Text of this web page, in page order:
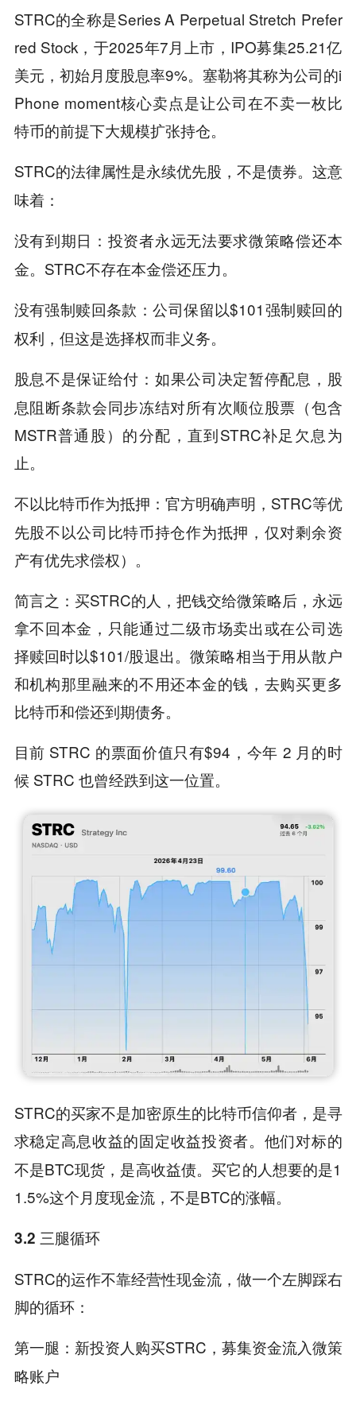
STRC的全称是Series A Perpetual Stretch Prefer
red Stock，于2025年7月上市，IPO募集25.21亿
美元，初始月度股息率9%。塞勒将其称为公司的i
Phone moment核心卖点是让公司在不卖一枚比
特币的前提下大规模扩张持仓。
STRC的法律属性是永续优先股 ，不是债券。这意
味着：
没有到期日 ：投资者永远无法要求微策略偿还本
金。STRC不存在本金偿还压力。
没有强制赎回条款 ：公司保留以$101强制赎回的
权利，但这是选择权而非义务。
股息不是保证给付 ：如果公司决定暂停配息，股
息阻断条款会同步冻结对所有次顺位股票（包含
MSTR普通股）的分配，直到STRC补足欠息为
止。
不以比特币作为抵押 ：官方明确声明，STRC等优
先股不以公司比特币持仓作为抵押，仅对剩余资
产有优先求偿权）。
简言之：买STRC的人，把钱交给微策略后，永远
拿不回本金，只能通过二级市场卖出或在公司选
择赎回时以$101/股退出。微策略相当于用从散户
和机构那里融来的不用还本金的钱，去购买更多
比特币和偿还到期债务。
目前 STRC 的票面价值只有$94，今年 2 月的时
候 STRC 也曾经跌到这一位置。
STRC的买家不是加密原生的比特币信仰者，是寻
求稳定高息收益的固定收益投资者。他们对标的
不是BTC现货，是高收益债。买它的人想要的是1
1.5%这个月度现金流，不是BTC的涨幅。
3.2 三腿循环
STRC的运作不靠经营性现金流，做一个左脚踩右
脚的循环：
第一腿 ：新投资人购买STRC，募集资金流入微策
略账户